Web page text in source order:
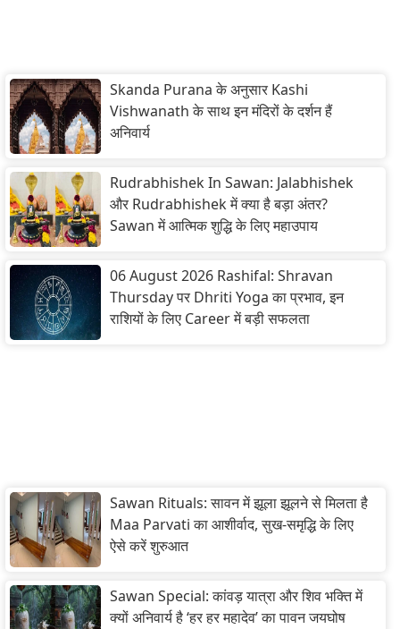
Skanda Purana के अनुसार Kashi
Vishwanath के साथ इन मंदिरों के दर्शन हैं
अनिवार्य
Rudrabhishek In Sawan: Jalabhishek
और Rudrabhishek में क्या है बड़ा अंतर?
Sawan में आत्मिक शुद्धि के लिए महाउपाय
06 August 2026 Rashifal: Shravan
Thursday पर Dhriti Yoga का प्रभाव, इन
राशियों के लिए Career में बड़ी सफलता
Sawan Rituals: सावन में झूला झूलने से मिलता है
Maa Parvati का आशीर्वाद, सुख-समृद्धि के लिए
ऐसे करें शुरुआत
Sawan Special: कांवड़ यात्रा और शिव भक्ति में
क्यों अनिवार्य है ‘हर हर महादेव’ का पावन जयघोष